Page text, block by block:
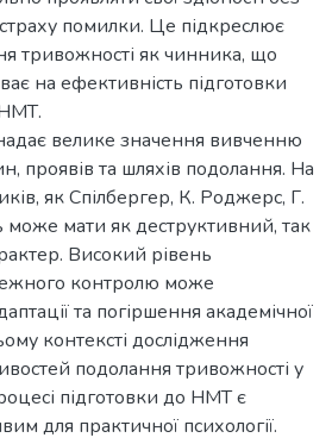
помилки. Це підкреслює
тривожності як чинника, що
на ефективність підготовки
велике значення вивченню
проявів та шляхів подолання. На
як Спілбергер, К. Роджерс, Г.
може мати як деструктивний, так
Високий рівень
контролю може
та погіршення академічної
контексті дослідження
подолання тривожності у
підготовки до НМТ є
для практичної психології.